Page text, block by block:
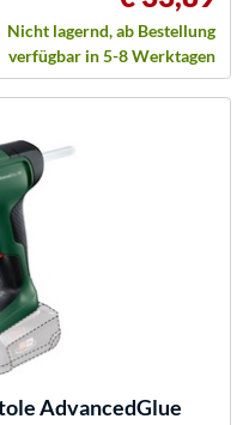
Nicht lagernd, ab Bestellung
verfügbar in 5-8 Werktagen
AdvancedGlue